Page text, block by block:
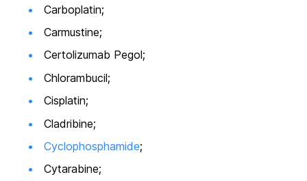
Carboplatin;
Carmustine;
Certolizumab Pegol;
Chlorambucil;
Cisplatin;
Cladribine;
Cyclophosphamide;
Cytarabine;